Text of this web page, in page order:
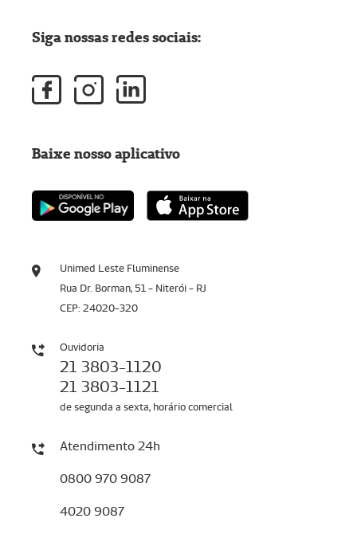
Unimed Leste Fluminense
Rua Dr. Borman, 51 - Niterói - RJ
CEP: 24020-320
Ouvidoria
21 3803-1120
21 3803-1121
de segunda a sexta, horário comercial
Atendimento 24h
0800 970 9087
4020 9087
Siga nossas redes sociais:
Baixe nosso aplicativo